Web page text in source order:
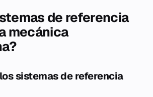
de referencia
mecánica
sistemas de referencia